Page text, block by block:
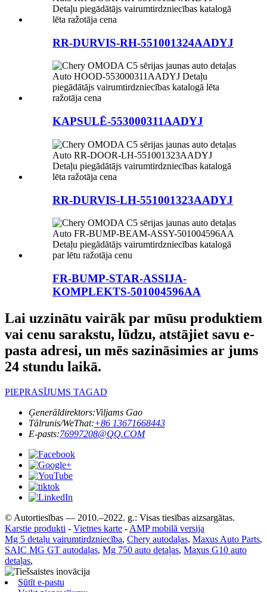
RR-DURVIS-RH-551001324AADYJ
KAPSULĒ-553000311AADYJ
RR-DURVIS-LH-551001323AADYJ
FR-BUMP-STAR-ASSIJA-
KOMPLEKTS-501004596AA
Lai uzzinātu vairāk par mūsu produktiem
vai cenu sarakstu, lūdzu, atstājiet savu e-
pasta adresi, un mēs sazināsimies ar jums
24 stundu laikā.
PIEPRASĪJUMS TAGAD
Ģenerāldirektors:Viljams Gao
Tālrunis/WeThat:+86 13671668443
E-pasts:76997208@QQ.COM
© Autortiesības — 2010.–2022. g.: Visas tiesības aizsargātas.
Karstie produkti - Vietnes karte - AMP mobilā versija
Mg 5 detaļu vairumtirdzniecība, Chery autodaļas, Maxus Auto Parts,
SAIC MG GT autodaļas, Mg 750 auto detaļas, Maxus G10 auto
detaļas,
Sūtīt e-pastu